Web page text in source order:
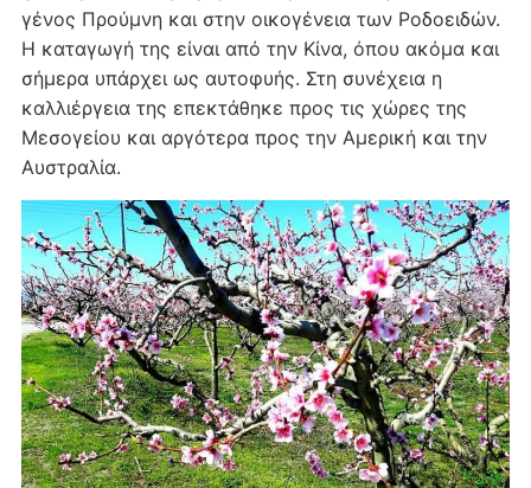
γένος Προύμνη και στην οικογένεια των Ροδοειδών.
Η καταγωγή της είναι από την Κίνα, όπου ακόμα και
σήμερα υπάρχει ως αυτοφυής. Στη συνέχεια η
καλλιέργεια της επεκτάθηκε προς τις χώρες της
Μεσογείου και αργότερα προς την Αμερική και την
Αυστραλία.